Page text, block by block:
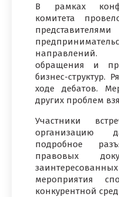
В рамках
комитета
обращения и
бизнес-структур.
ходе дебатов.
других проблем
Участники
организацию
подробное
правовых
мероприятия
конкурентной